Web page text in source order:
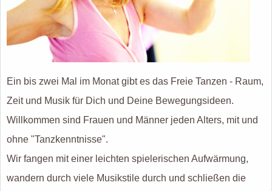
Ein bis zwei Mal im Monat gibt es das Freie Tanzen - Raum,
Zeit und Musik für Dich und Deine Bewegungsideen.
Willkommen sind Frauen und Männer jeden Alters, mit und
ohne "Tanzkenntnisse".
Wir fangen mit einer leichten spielerischen Aufwärmung,
wandern durch viele Musikstile durch und schließen die